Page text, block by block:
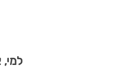
למי,